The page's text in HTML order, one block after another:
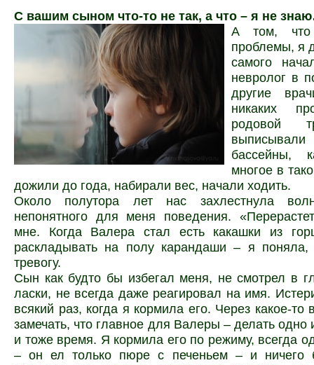
С вашим сыном что-то не так, а что – я не
А том,
проблемы, я
самого
невролог в
другие
никаких
родовой
бассейны,
многое в
дожили до года, набирали вес, начали ходить.
Около полутора лет нас захлестнула
непонятного для меня поведения.
мне. Когда Валера стал есть какашки из
раскладывать на полу карандаши – я поняла,
тревогу.
Сын как будто бы избегал меня, не смотрел в
ласки, не всегда даже реагировал на имя.
всякий раз, когда я кормила его. Через какое-то
замечать, что главное для Валеры – делать одно
и тоже время. Я кормила его по режиму, всегда
– он ел только пюре с печеньем – и ничего